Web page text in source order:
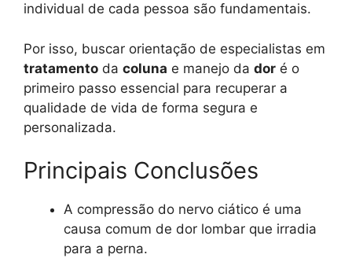
individual de cada pessoa são fundamentais.
Por isso, buscar orientação de especialistas em
tratamento da coluna e manejo da dor é o
primeiro passo essencial para recuperar a
qualidade de vida de forma segura e
personalizada.
Principais Conclusões
A compressão do nervo ciático é uma
causa comum de dor lombar que irradia
para a perna.